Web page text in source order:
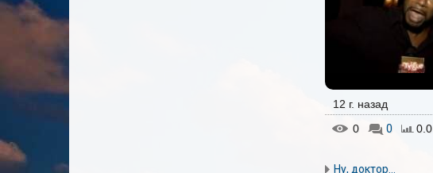
12 г. назад
0
0 0.0
Ну, доктор...